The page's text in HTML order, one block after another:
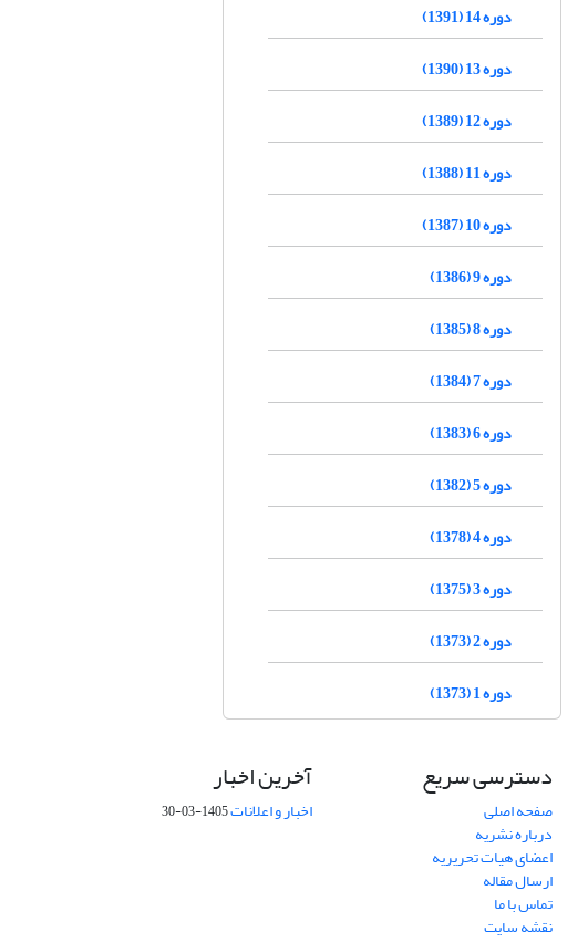
دوره 14 (1391)
دوره 13 (1390)
دوره 12 (1389)
دوره 11 (1388)
دوره 10 (1387)
دوره 9 (1386)
دوره 8 (1385)
دوره 7 (1384)
دوره 6 (1383)
دوره 5 (1382)
دوره 4 (1378)
دوره 3 (1375)
دوره 2 (1373)
دوره 1 (1373)
دسترسی سریع
صفحه اصلی
درباره نشریه
اعضای هیات تحریریه
ارسال مقاله
تماس با ما
نقشه سایت
آخرین اخبار
اخبار و اعلانات1405-03-30